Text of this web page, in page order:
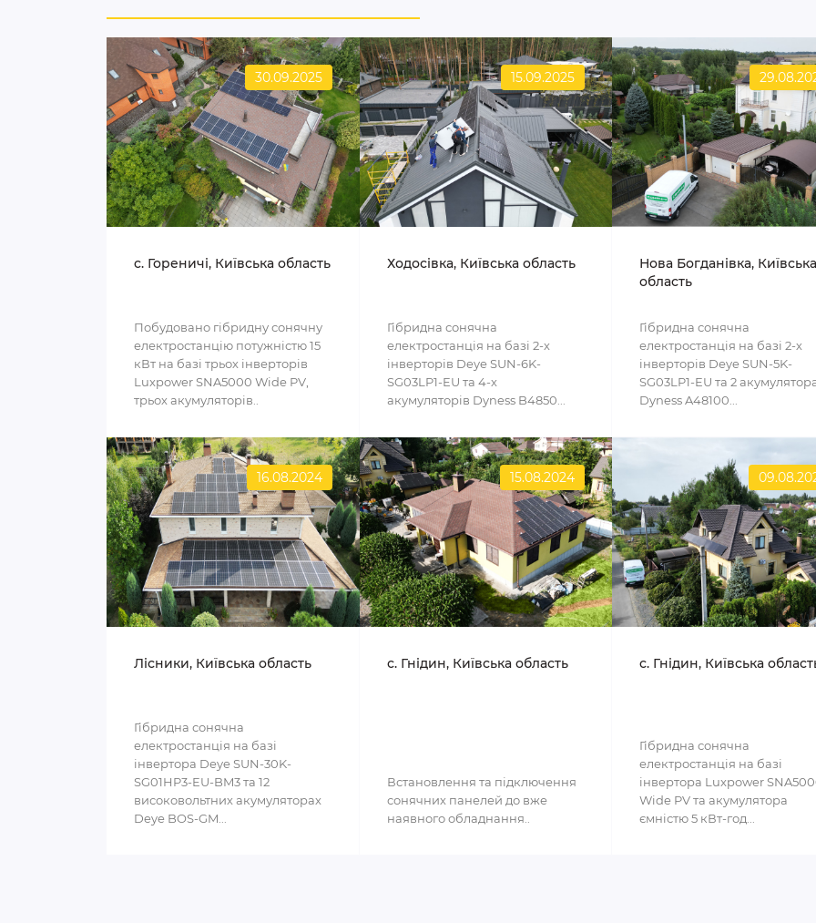
30.09.2025
c. Гореничі, Київська область
Побудовано гібридну сонячну
електростанцію потужністю 15
кВт на базі трьох інверторів
Luxpower SNA5000 Wide PV,
трьох акумуляторів..
15.09.2025
Ходосівка, Київська область
Гібридна сонячна
електростанція на базі 2-х
інверторів Deye SUN-6K-
SG03LP1-EU та 4-х
акумуляторів Dyness B4850...
Нова Богданівка, Київська
область
Гібридна сонячна
електростанція на базі 2-х
інверторів Deye SUN-5K-
SG03LP1-EU та 2
Dyness A48100...
16.08.2024
Лісники, Київська область
Гібридна сонячна
електростанція на базі
інвертора Deye SUN-30K-
SG01HP3-EU-BM3 та 12
високовольтних акумуляторах
Deye BOS-GM...
15.08.2024
с. Гнідин, Київська область
Встановлення та підключення
сонячних панелей до вже
наявного обладнання..
с. Гнідин, Київська
Гібридна сонячна
електростанція на базі
інвертора Luxpower
Wide PV та акумулятора
ємністю 5 кВт-год...